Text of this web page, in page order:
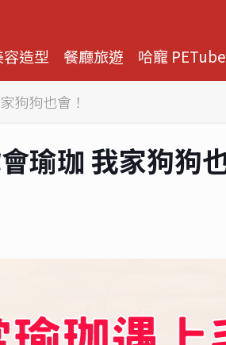
容造型 餐廳旅遊 哈寵 PETube
狗狗也會！
瑜珈 我家狗狗